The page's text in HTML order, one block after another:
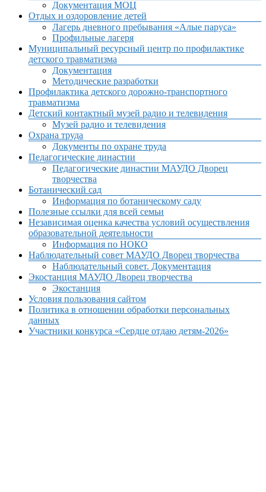
Документация МОЦ
Отдых и оздоровление детей
Лагерь дневного пребывания «Алые паруса»
Профильные лагеря
Муниципальный ресурсный центр по профилактике
детского травматизма
Документация
Методические разработки
Профилактика детского дорожно-транспортного
травматизма
Детский контактный музей радио и телевидения
Музей радио и телевидения
Охрана труда
Документы по охране труда
Педагогические династии
Педагогические династии МАУДО Дворец
творчества
Ботанический сад
Информация по ботаническому саду
Полезные ссылки для всей семьи
Независимая оценка качества условий осуществления
образовательной деятельности
Информация по НОКО
Наблюдательный совет МАУДО Дворец творчества
Наблюдательный совет. Документация
Экостанция МАУДО Дворец творчества
Экостанция
Условия пользования сайтом
Политика в отношении обработки персональных
данных
Участники конкурса «Сердце отдаю детям-2026»